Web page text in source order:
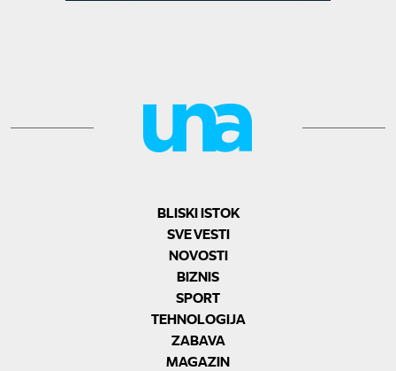
BLISKI ISTOK
SVE VESTI
NOVOSTI
BIZNIS
SPORT
TEHNOLOGIJA
ZABAVA
MAGAZIN